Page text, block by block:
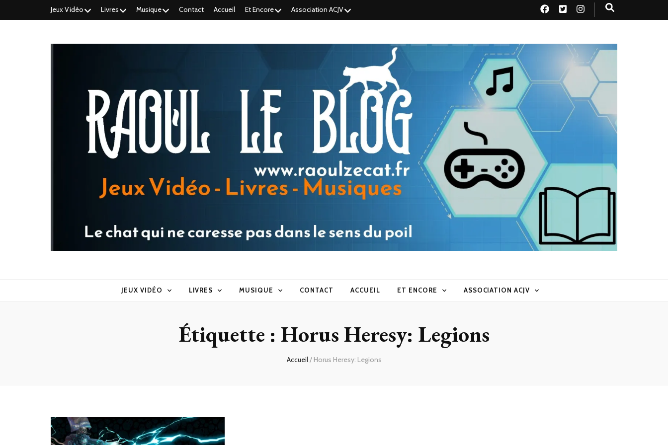
Jeux Vidéo Livres Musique Contact Accueil Et Encore Association ACJV
Raoul le blog
JEUX VIDÉO LIVRES MUSIQUE CONTACT ACCUEIL ET ENCORE ASSOCIATION ACJV
Étiquette : Horus Heresy: Legions
Accueil/ Horus Heresy: Legions